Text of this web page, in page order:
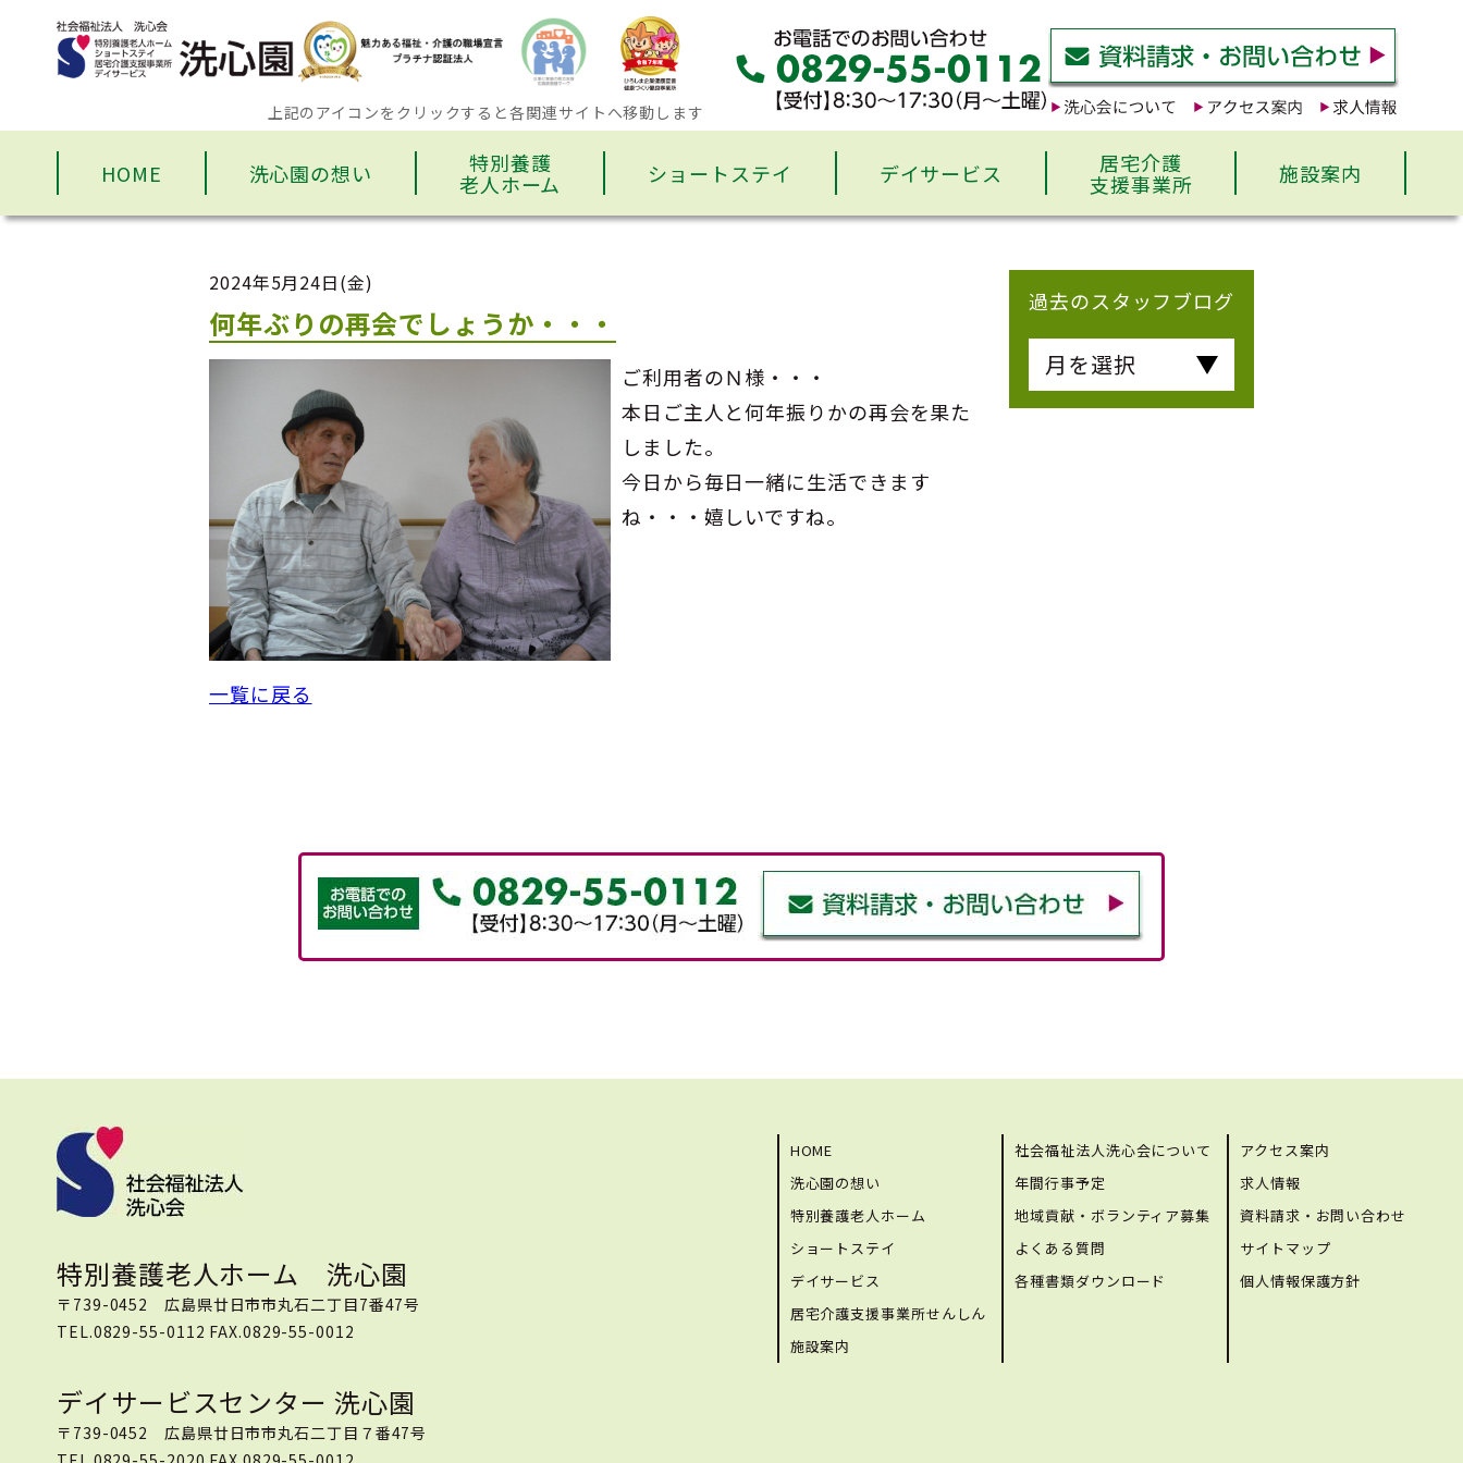
上記のアイコンをクリックすると各関連サイトへ移動します
HOME 洗心園の想い 特別養護
老人ホーム ショートステイ デイサービス 居宅介護
支援事業所 施設案内
2024年5月24日(金)
何年ぶりの再会でしょうか・・・
ご利用者のＮ様・・・
本日ご主人と何年振りかの再会を果た
しました。
今日から毎日一緒に生活できます
ね・・・嬉しいですね。
一覧に戻る
過去のスタッフブログ
月を選択
特別養護老人ホーム 洗心園
〒739-0452 広島県廿日市市丸石二丁目7番47号
TEL.0829-55-0112 FAX.0829-55-0012
デイサービスセンター 洗心園
〒739-0452 広島県廿日市市丸石二丁目７番47号
HOME
洗心園の想い
特別養護老人ホーム
ショートステイ
デイサービス
居宅介護支援事業所せんしん
施設案内
社会福祉法人洗心会について
年間行事予定
地域貢献・ボランティア募集
よくある質問
各種書類ダウンロード
アクセス案内
求人情報
資料請求・お問い合わせ
サイトマップ
個人情報保護方針